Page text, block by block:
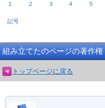
１ ２ ３ ４ ５
記号
組み立てたのページの著作権
トップページに戻る